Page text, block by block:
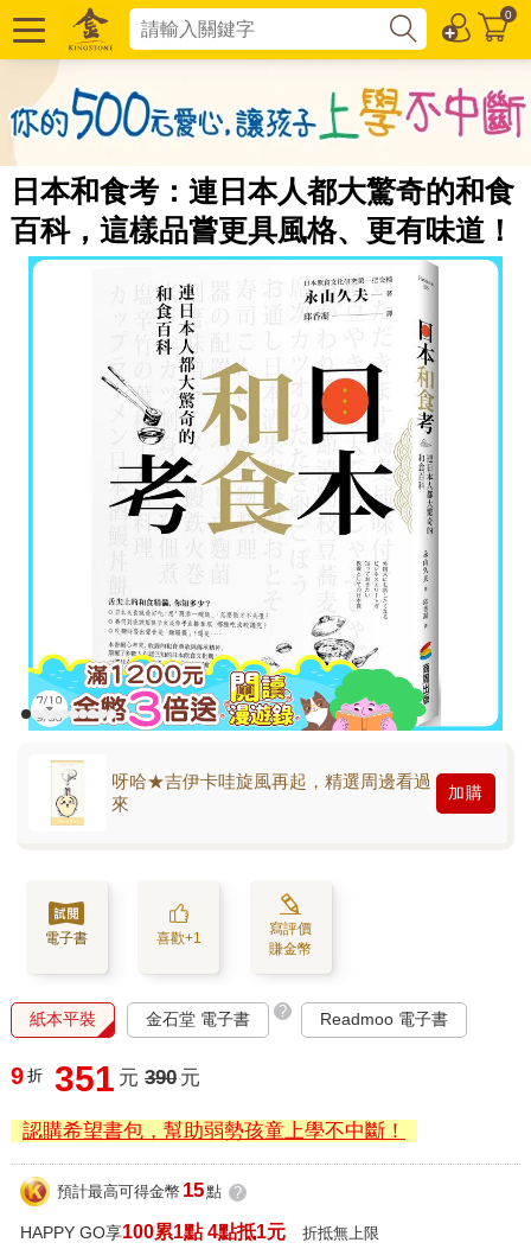
0
日本和食考：連日本人都大驚奇的和食
百科，這樣品嘗更具風格、更有味道！
呀哈★吉伊卡哇旋風再起，精選周邊看過
來
加購
電子書 喜歡+1
寫評價
賺金幣
紙本平裝 金石堂 電子書 ? Readmoo 電子書
9 折 351 元 390 元
認購希望書包，幫助弱勢孩童上學不中斷！
預計最高可得金幣 15點 ?
HAPPY GO享100累1點 4點抵1元 折抵無上限